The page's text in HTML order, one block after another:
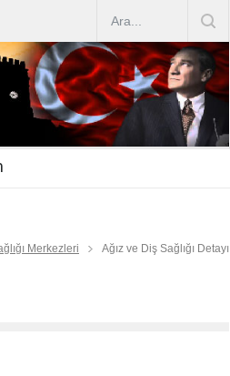
|2019-07-31
| 2019-07-31
Talep|2019-06-26
Merkezleri Ağız ve Diş Sağlığı Detayı